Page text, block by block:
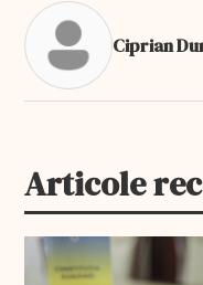
Ciprian
Articole